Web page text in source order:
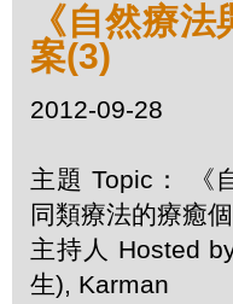
《自然療
案(3)
2012-09-28
主題 Topic： 《
同類療法的療癒
主持人 Hosted
生), Karman